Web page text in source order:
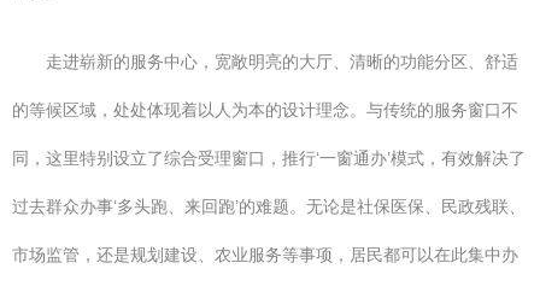
走进崭新的服务中心，宽敞明亮的大厅、清晰的功能分区、舒适
的等候区域，处处体现着以人为本的设计理念。与传统的服务窗口不
同，这里特别设立了综合受理窗口，推行‘一窗通办’模式，有效解决了
过去群众办事‘多头跑、来回跑’的难题。无论是社保医保、民政残联、
市场监管，还是规划建设、农业服务等事项，居民都可以在此集中办